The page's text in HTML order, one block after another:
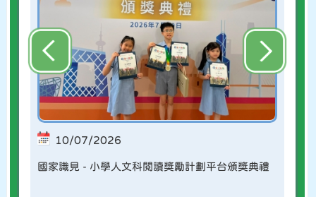
10/07/2026
國家識見 - 小學人文科閱讀獎勵計劃平台頒獎典禮